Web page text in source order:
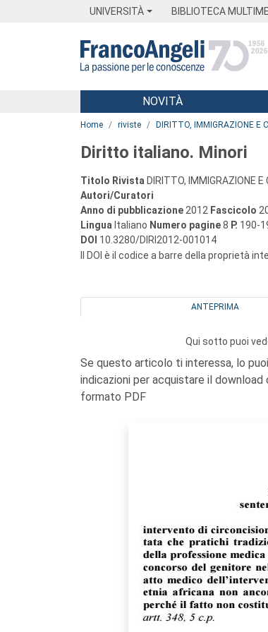
UNIVERSITÀ BIBLIOTECA
Menu
NOVITÀ
Home riviste DIRITTO, IMMIGRAZIONE E
Diritto italiano. Minori
Titolo Rivista DIRITTO, IMMIGRAZIONE
Autori/Curatori
Anno di pubblicazione 2012 Fascicolo
Lingua Italiano Numero pagine8 P. 190-
DOI 10.3280/DIRI2012-001014
Il DOI è il codice a barre della proprietà
ANTEPRIMA
Qui sotto puoi
Se questo articolo ti interessa, lo
indicazioni per acquistare il download
formato PDF